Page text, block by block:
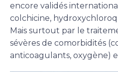
encore validés
colchicine,
Mais surtout par le
sévères de comorbidités
anticoagulants, oxygène)